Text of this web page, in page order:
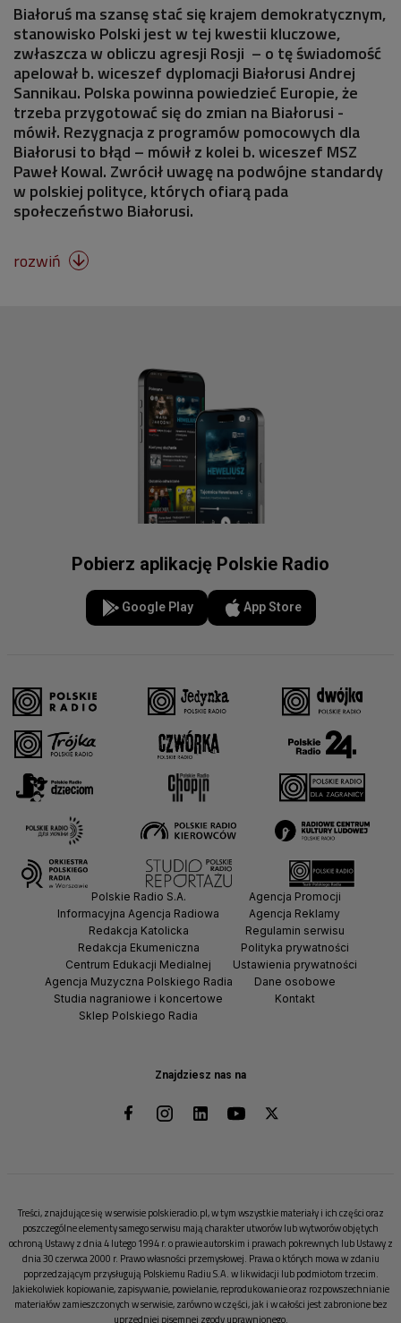
Białoruś ma szansę stać się krajem demokratycznym,
stanowisko Polski jest w tej kwestii kluczowe,
zwłaszcza w obliczu agresji Rosji – o tę świadomość
apelował b. wiceszef dyplomacji Białorusi Andrej
Sannikau. Polska powinna powiedzieć Europie, że
trzeba przygotować się do zmian na Białorusi -
mówił. Rezygnacja z programów pomocowych dla
Białorusi to błąd – mówił z kolei b. wiceszef MSZ
Paweł Kowal. Zwrócił uwagę na podwójne standardy
w polskiej polityce, których ofiarą pada
społeczeństwo Białorusi.
rozwiń 
Pobierz aplikację Polskie Radio
Google Play App Store
Znajdziesz nas na
Polskie Radio S.A.
Informacyjna Agencja Radiowa
Redakcja Katolicka
Redakcja Ekumeniczna
Centrum Edukacji Medialnej
Agencja Muzyczna Polskiego Radia
Studia nagraniowe i koncertowe
Sklep Polskiego Radia
Agencja Promocji
Agencja Reklamy
Regulamin serwisu
Polityka prywatności
Ustawienia prywatności
Dane osobowe
Kontakt
Treści, znajdujące się w serwisie polskieradio.pl, w tym wszystkie materiały i ich części oraz
poszczególne elementy samego serwisu mają charakter utworów lub wytworów objętych
ochroną Ustawy z dnia 4 lutego 1994 r. o prawie autorskim i prawach pokrewnych lub Ustawy z
dnia 30 czerwca 2000 r. Prawo własności przemysłowej. Prawa o których mowa w zdaniu
poprzedzającym przysługują Polskiemu Radiu S.A. w likwidacji lub podmiotom trzecim.
Jakiekolwiek kopiowanie, zapisywanie, powielanie, reprodukowanie oraz rozpowszechnianie
materiałów zamieszczonych w serwisie, zarówno w części, jak i w całości jest zabronione bez
uprzedniej pisemnej zgody uprawnionego.